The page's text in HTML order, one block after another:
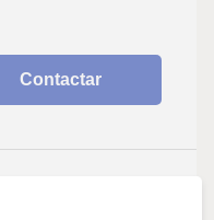
Contactar